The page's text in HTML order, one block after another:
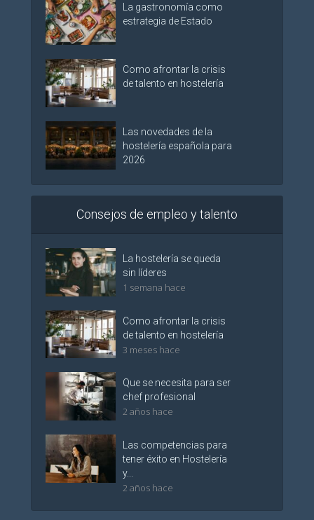
La gastronomía como
estrategia de Estado
Como afrontar la crisis
de talento en hostelería
Las novedades de la
hostelería española para
2026
Consejos de empleo y talento
La hostelería se queda
sin líderes
1 semana hace
Como afrontar la crisis
de talento en hostelería
3 meses hace
Que se necesita para ser
chef profesional
2 años hace
Las competencias para
tener éxito en Hostelería
y...
2 años hace